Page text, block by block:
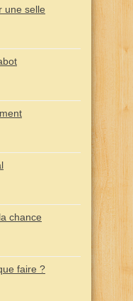
une selle
chance
faire ?